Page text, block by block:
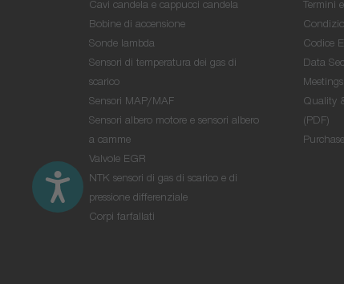
Cavi candela e cappucci candela
Bobine di accensione
Sonde lambda
Sensori di temperatura dei gas di
scarico
Sensori MAP/MAF
Sensori albero motore e sensori albero
a camme
Valvole EGR
NTK sensori di gas di scarico e di
pressione differenziale
Corpi farfallati
Termini
Codice
Data
Quality
(PDF)